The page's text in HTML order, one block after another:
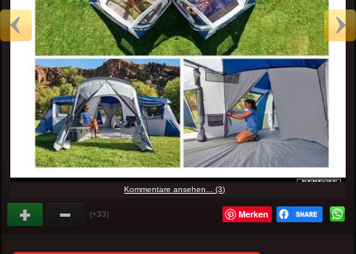
Kommentare ansehen... (3)
(+33) Merken